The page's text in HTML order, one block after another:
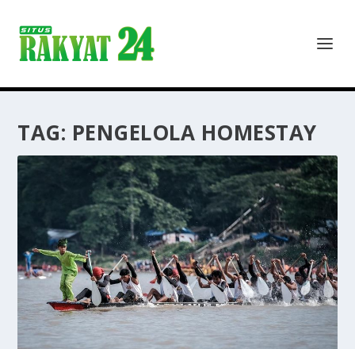
TAG: PENGELOLA HOMESTAY